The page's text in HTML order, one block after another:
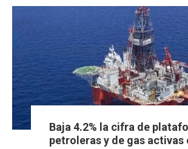
Baja 4.2% la cifra de
petroleras y de gas activas